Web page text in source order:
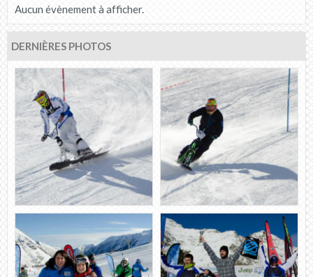
Aucun évènement à afficher.
DERNIÈRES PHOTOS